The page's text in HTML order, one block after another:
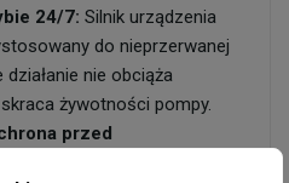
24/7: Silnik urządzenia
do nieprzerwanej
działanie nie obciąża
żywotności pompy.
przed